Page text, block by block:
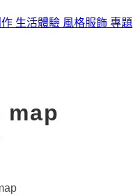
生活體驗 風格服飾 專題
map